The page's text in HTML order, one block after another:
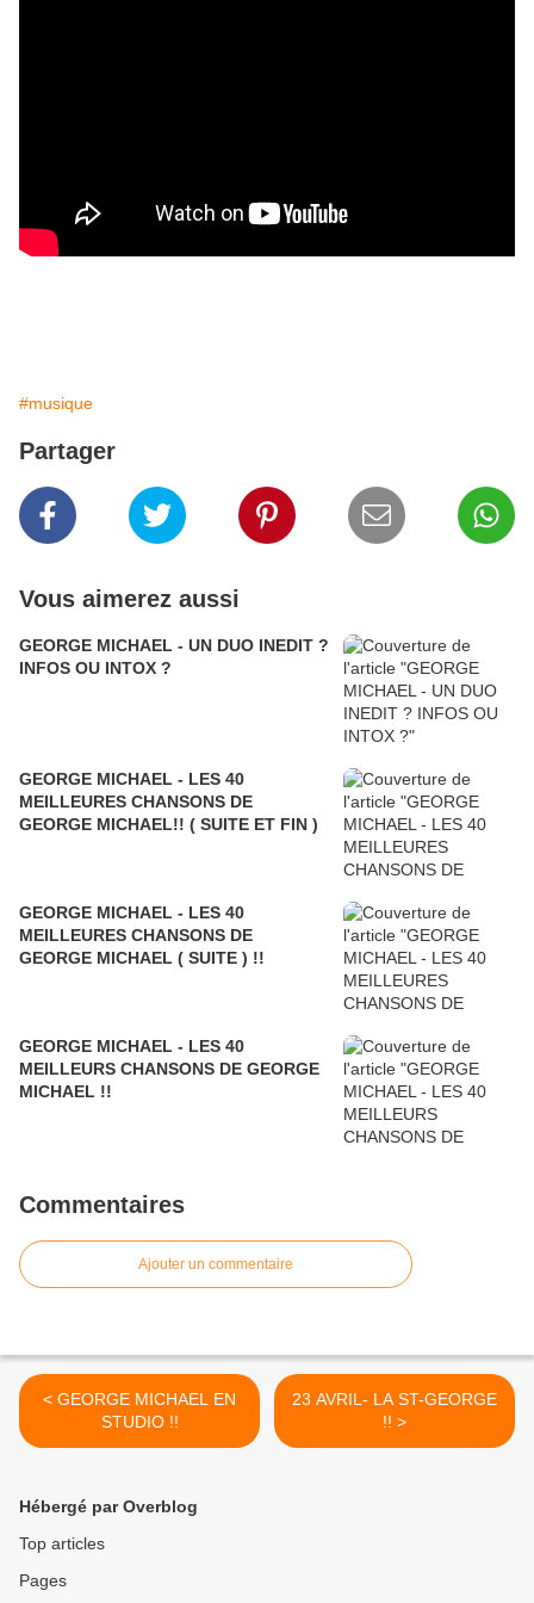
#musique
Partager
Vous aimerez aussi
GEORGE MICHAEL - UN DUO INEDIT ?
INFOS OU INTOX ?
GEORGE MICHAEL - LES 40
MEILLEURES CHANSONS DE
GEORGE MICHAEL!! ( SUITE ET FIN )
GEORGE MICHAEL - LES 40
MEILLEURES CHANSONS DE
GEORGE MICHAEL ( SUITE ) !!
GEORGE MICHAEL - LES 40
MEILLEURS CHANSONS DE GEORGE
MICHAEL !!
Commentaires
Ajouter un commentaire
< GEORGE MICHAEL EN
STUDIO !!
23 AVRIL- LA ST-GEORGE
!! >
Hébergé par Overblog
Top articles
Pages